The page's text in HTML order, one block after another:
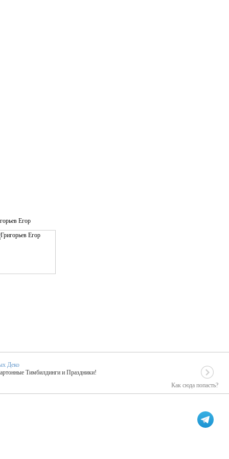
Егор
Как сюда попасть?
Деко
Тимбилдинги и Праздники!
зарубежных артистах